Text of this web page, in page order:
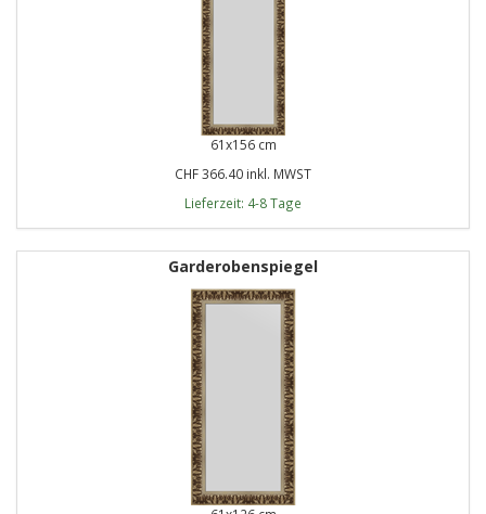
61x156 cm
CHF 366.40 inkl. MWST
Lieferzeit: 4-8 Tage
Garderobenspiegel